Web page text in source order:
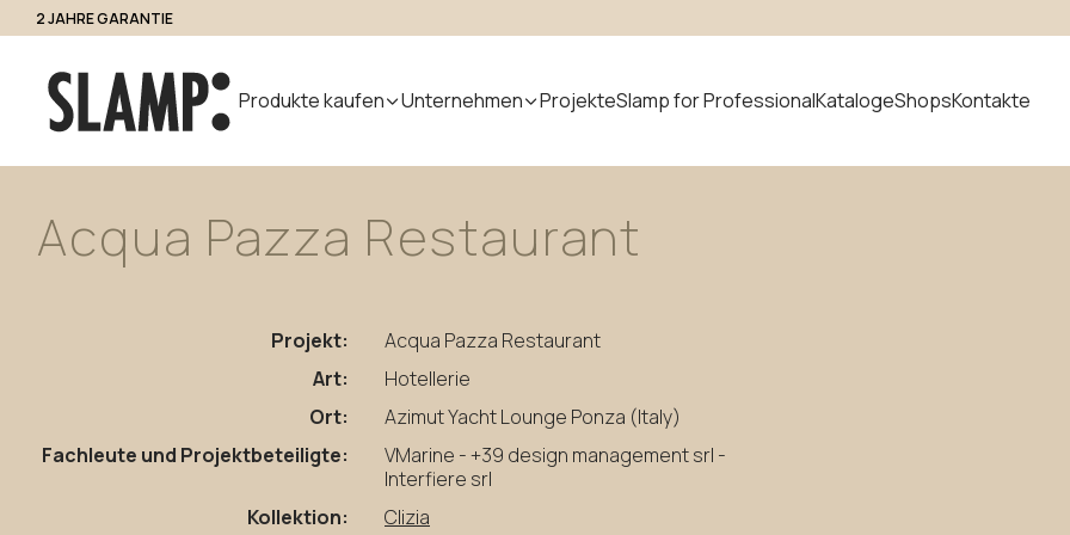
WILLKOMMENSRABATT AUF DIE ERSTE BESTELLUNG...ABONNIEREN SIE DEN NEWSLETTER!
Produkte kaufen
Alle Produkte
Decken
Step Light
Pollerleuchte
Wandleuchte
Modular
System
Unternehmen
Uebers uns
ProjekteSlamp for ProfessionalKatalogeShopsKontakte
Zugang für Fachleute
Produkt suchen
Acqua Pazza Restaurant
Projekt:
Acqua Pazza Restaurant
Art:
Hotellerie
Ort:
Azimut Yacht Lounge Ponza (Italy)
Fachleute und Projektbeteiligte:
VMarine - +39 design management srl -
Interfiere srl
Kollektion:
Clizia